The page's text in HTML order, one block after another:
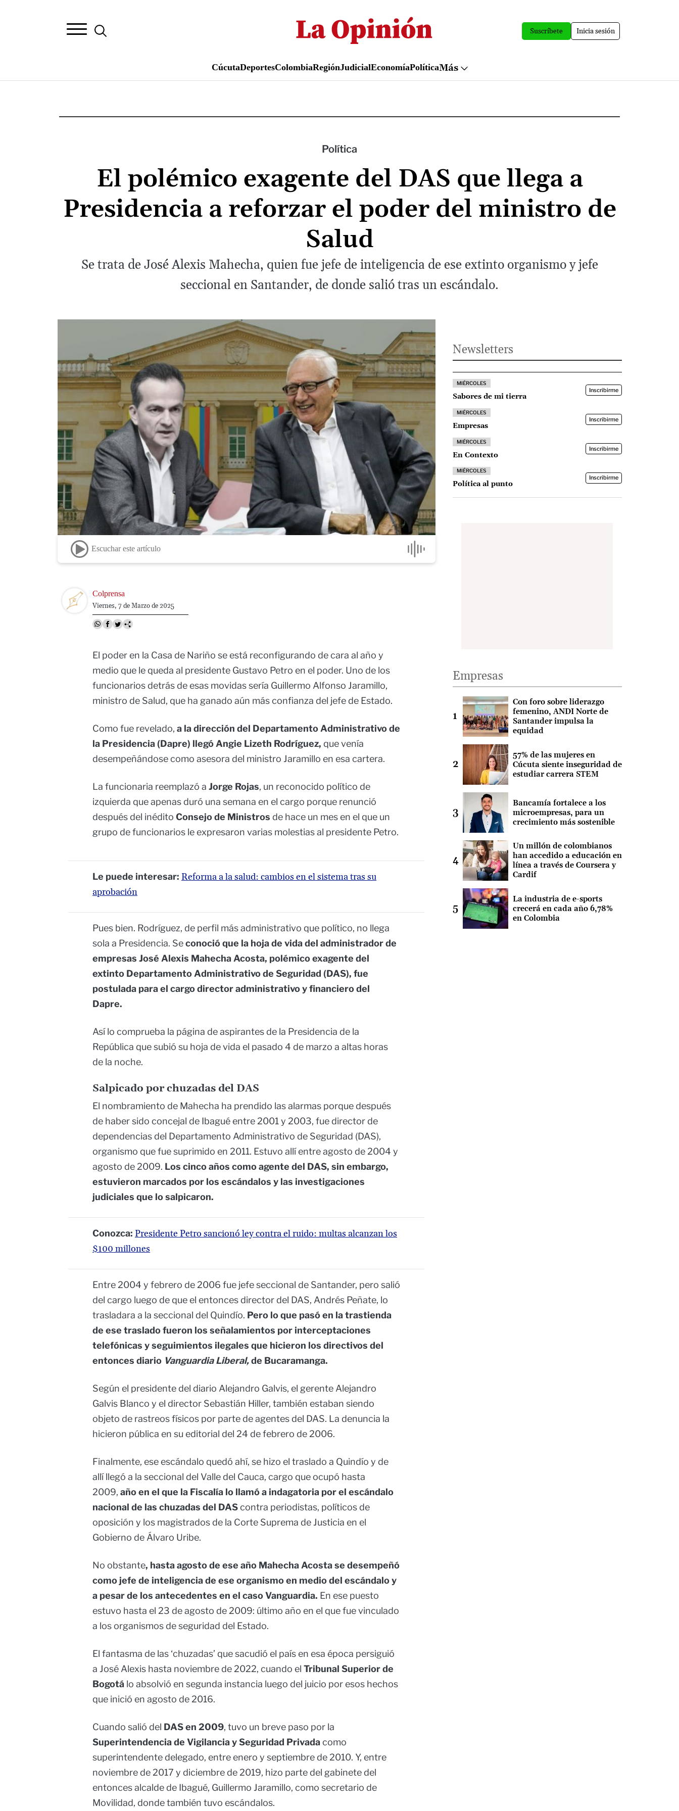
al
contenido
Suscríbete Inicia sesión
CúcutaDeportesColombiaRegiónJudicialEconomíaPolíticaMás
Política
El polémico exagente del DAS que llega a
Presidencia a reforzar el poder del ministro de
Salud
Se trata de José Alexis Mahecha, quien fue jefe de inteligencia de ese extinto organismo y jefe
seccional en Santander, de donde salió tras un escándalo.
Escuchar este artículo
Image Colprensa
Viernes, 7 de Marzo de 2025
El poder en la Casa de Nariño se está reconfigurando de cara al año y
medio que le queda al presidente Gustavo Petro en el poder. Uno de los
funcionarios detrás de esas movidas sería Guillermo Alfonso Jaramillo,
ministro de Salud, que ha ganado aún más confianza del jefe de Estado.
Como fue revelado, a la dirección del Departamento Administrativo de
la Presidencia (Dapre) llegó Angie Lizeth Rodríguez, que venía
desempeñándose como asesora del ministro Jaramillo en esa cartera.
La funcionaria reemplazó a Jorge Rojas, un reconocido político de
izquierda que apenas duró una semana en el cargo porque renunció
después del inédito Consejo de Ministros de hace un mes en el que un
grupo de funcionarios le expresaron varias molestias al presidente Petro.
Le puede interesar: Reforma a la salud: cambios en el sistema tras su
aprobación
Pues bien. Rodríguez, de perfil más administrativo que político, no llega
sola a Presidencia. Seconoció que la hoja de vida del administrador de
empresas José Alexis Mahecha Acosta, polémico exagente del
extinto Departamento Administrativo de Seguridad (DAS), fue
postulada para el cargo director administrativo y financiero del
Dapre.
Así lo comprueba la página de aspirantes de la Presidencia de la
República que subió su hoja de vida el pasado 4 de marzo a altas horas
de la noche.
Salpicado por chuzadas del DAS
El nombramiento de Mahecha ha prendido las alarmas porque después
de haber sido concejal de Ibagué entre 2001 y 2003, fue director de
dependencias del Departamento Administrativo de Seguridad (DAS),
organismo que fue suprimido en 2011. Estuvo allí entre agosto de 2004 y
agosto de 2009. Los cinco años como agente del DAS, sin embargo,
estuvieron marcados por los escándalos y las investigaciones
judiciales que lo salpicaron.
Conozca: Presidente Petro sancionó ley contra el ruido: multas alcanzan los
$100 millones
Entre 2004 y febrero de 2006 fue jefe seccional de Santander, pero salió
del cargo luego de que el entonces director del DAS, Andrés Peñate, lo
trasladara a la seccional del Quindío. Pero lo que pasó en la trastienda
de ese traslado fueron los señalamientos por interceptaciones
telefónicas y seguimientos ilegales que hicieron los directivos del
entonces diario Vanguardia Liberal,de Bucaramanga.
Según el presidente del diario Alejandro Galvis, el gerente Alejandro
Galvis Blanco y el director Sebastián Hiller, también estaban siendo
objeto de rastreos físicos por parte de agentes del DAS. La denuncia la
hicieron pública en su editorial del 24 de febrero de 2006.
Finalmente, ese escándalo quedó ahí, se hizo el traslado a Quindío y de
allí llegó a la seccional del Valle del Cauca, cargo que ocupó hasta
2009, año en el que la Fiscalía lo llamó a indagatoria por el escándalo
nacional de las chuzadas del DAScontra periodistas, políticos de
oposición y los magistrados de la Corte Suprema de Justicia en el
Gobierno de Álvaro Uribe.
No obstante, hasta agosto de ese año Mahecha Acosta se desempeñó
como jefe de inteligencia de ese organismo en medio del escándalo y
a pesar de los antecedentes en el caso Vanguardia. En ese puesto
estuvo hasta el 23 de agosto de 2009: último año en el que fue vinculado
a los organismos de seguridad del Estado.
El fantasma de las ‘chuzadas’ que sacudió el país en esa época persiguió
a José Alexis hasta noviembre de 2022, cuando el Tribunal Superior de
Bogotá lo absolvió en segunda instancia luego del juicio por esos hechos
que inició en agosto de 2016.
Cuando salió del DAS en 2009, tuvo un breve paso por la
Superintendencia de Vigilancia y Seguridad Privadacomo
superintendente delegado, entre enero y septiembre de 2010. Y, entre
noviembre de 2017 y diciembre de 2019, hizo parte del gabinete del
entonces alcalde de Ibagué, Guillermo Jaramillo, como secretario de
Movilidad, donde también tuvo escándalos.
Newsletters
MIÉRCOLES
Sabores de mi tierra
Inscribirme
MIÉRCOLES
Empresas
Inscribirme
MIÉRCOLES
En Contexto
Inscribirme
MIÉRCOLES
Política al punto
Inscribirme
Empresas
Con foro sobre liderazgo
femenino, ANDI Norte de
Santander impulsa la
equidad
57% de las mujeres en
Cúcuta siente inseguridad de
estudiar carrera STEM
Bancamía fortalece a los
microempresas, para un
crecimiento más sostenible
Un millón de colombianos
han accedido a educación en
línea a través de Coursera y
Cardif
La industria de e-sports
crecerá en cada año 6,78%
en Colombia